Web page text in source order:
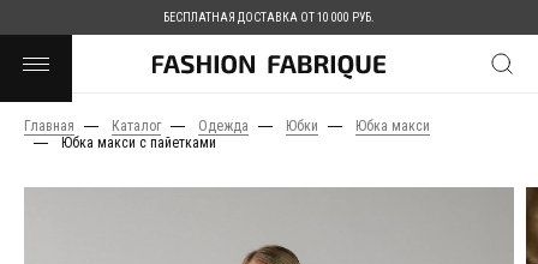
БЕСПЛАТНАЯ ДОСТАВКА ОТ 10 000 РУБ.
Главная Каталог Одежда Юбки
Юбка макси
Юбка макси с пайетками